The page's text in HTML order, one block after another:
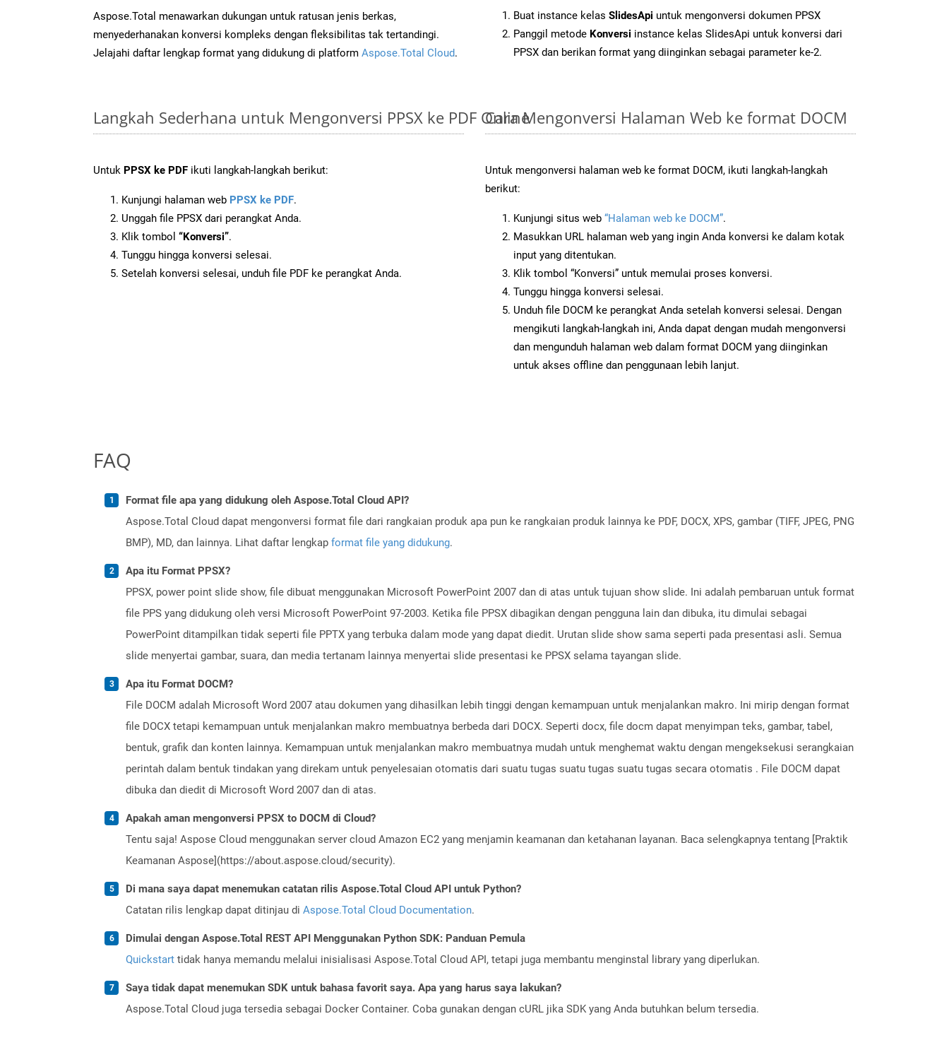
Aspose.Total menawarkan dukungan untuk ratusan jenis berkas,
menyederhanakan konversi kompleks dengan fleksibilitas tak tertandingi.
Jelajahi daftar lengkap format yang didukung di platform Aspose.Total Cloud.
Buat instance kelas SlidesApi untuk mengonversi dokumen PPSX
Panggil metode Konversi instance kelas SlidesApi untuk konversi dari
PPSX dan berikan format yang diinginkan sebagai parameter ke-2.
Langkah Sederhana untuk Mengonversi PPSX ke PDF Online
Untuk PPSX ke PDF ikuti langkah-langkah berikut:
Kunjungi halaman web PPSX ke PDF.
Unggah file PPSX dari perangkat Anda.
Klik tombol “Konversi”.
Tunggu hingga konversi selesai.
Setelah konversi selesai, unduh file PDF ke perangkat Anda.
Cara Mengonversi Halaman Web ke format DOCM
Untuk mengonversi halaman web ke format DOCM, ikuti langkah-langkah
berikut:
Kunjungi situs web “Halaman web ke DOCM”.
Masukkan URL halaman web yang ingin Anda konversi ke dalam kotak
input yang ditentukan.
Klik tombol “Konversi” untuk memulai proses konversi.
Tunggu hingga konversi selesai.
Unduh file DOCM ke perangkat Anda setelah konversi selesai. Dengan
mengikuti langkah-langkah ini, Anda dapat dengan mudah mengonversi
dan mengunduh halaman web dalam format DOCM yang diinginkan
untuk akses offline dan penggunaan lebih lanjut.
FAQ
Format file apa yang didukung oleh Aspose.Total Cloud API?
Aspose.Total Cloud dapat mengonversi format file dari rangkaian produk apa pun ke rangkaian produk lainnya ke PDF, DOCX, XPS, gambar (TIFF, JPEG, PNG
BMP), MD, dan lainnya. Lihat daftar lengkap format file yang didukung.
Apa itu Format PPSX?
PPSX, power point slide show, file dibuat menggunakan Microsoft PowerPoint 2007 dan di atas untuk tujuan show slide. Ini adalah pembaruan untuk format
file PPS yang didukung oleh versi Microsoft PowerPoint 97-2003. Ketika file PPSX dibagikan dengan pengguna lain dan dibuka, itu dimulai sebagai
PowerPoint ditampilkan tidak seperti file PPTX yang terbuka dalam mode yang dapat diedit. Urutan slide show sama seperti pada presentasi asli. Semua
slide menyertai gambar, suara, dan media tertanam lainnya menyertai slide presentasi ke PPSX selama tayangan slide.
Apa itu Format DOCM?
File DOCM adalah Microsoft Word 2007 atau dokumen yang dihasilkan lebih tinggi dengan kemampuan untuk menjalankan makro. Ini mirip dengan format
file DOCX tetapi kemampuan untuk menjalankan makro membuatnya berbeda dari DOCX. Seperti docx, file docm dapat menyimpan teks, gambar, tabel,
bentuk, grafik dan konten lainnya. Kemampuan untuk menjalankan makro membuatnya mudah untuk menghemat waktu dengan mengeksekusi serangkaian
perintah dalam bentuk tindakan yang direkam untuk penyelesaian otomatis dari suatu tugas suatu tugas suatu tugas secara otomatis . File DOCM dapat
dibuka dan diedit di Microsoft Word 2007 dan di atas.
Apakah aman mengonversi PPSX to DOCM di Cloud?
Tentu saja! Aspose Cloud menggunakan server cloud Amazon EC2 yang menjamin keamanan dan ketahanan layanan. Baca selengkapnya tentang [Praktik
Keamanan Aspose](https://about.aspose.cloud/security).
Di mana saya dapat menemukan catatan rilis Aspose.Total Cloud API untuk Python?
Catatan rilis lengkap dapat ditinjau di Aspose.Total Cloud Documentation.
Dimulai dengan Aspose.Total REST API Menggunakan Python SDK: Panduan Pemula
Quickstart tidak hanya memandu melalui inisialisasi Aspose.Total Cloud API, tetapi juga membantu menginstal library yang diperlukan.
Saya tidak dapat menemukan SDK untuk bahasa favorit saya. Apa yang harus saya lakukan?
Aspose.Total Cloud juga tersedia sebagai Docker Container. Coba gunakan dengan cURL jika SDK yang Anda butuhkan belum tersedia.